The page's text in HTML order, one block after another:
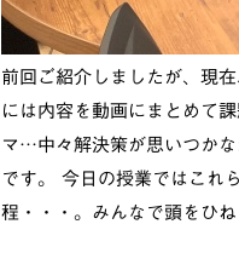
前回ご紹介しましたが、現
には内容を動画にまとめて
マ…中々解決策が思いつか
です。 今日の授業ではこれ
程・・・。みんなで頭をひ